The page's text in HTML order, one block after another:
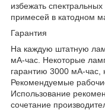
избежать
примесей в катодном
Гарантия
На каждую штатную
мА-час. Некоторые
гарантию 3000 мА-час,
Рекомендуемые
Использование
сочетание